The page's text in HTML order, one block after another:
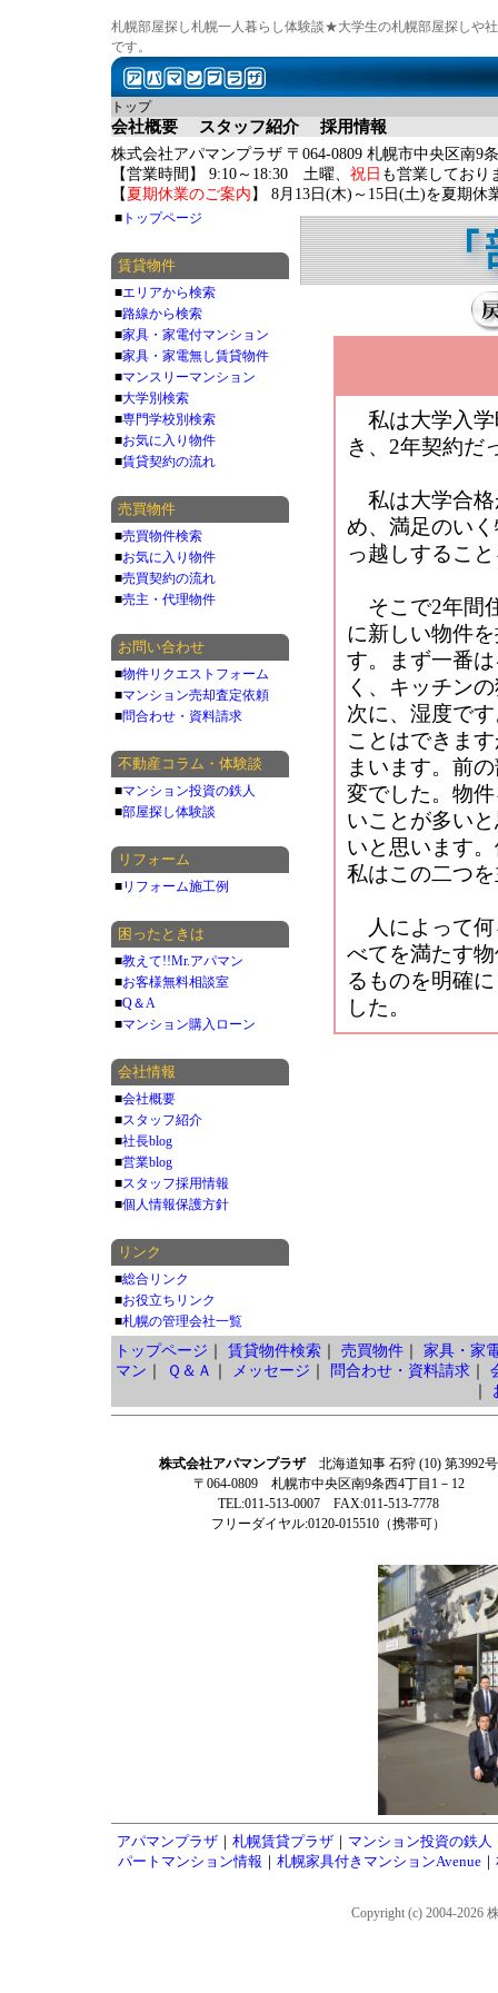
札幌部屋探し札幌一人暮らし体験談★大学生の札幌部屋探しや
です。
トップ
会社概要 スタッフ紹介 採用情報
株式会社アパマンプラザ 〒064-0809 札幌市中央区南9
【営業時間】 9:10～18:30 土曜、 祝日 も営業しており
【 夏期休業のご案内 】 8月13日(木)～15日(土)を夏期休
私は大学入学
き、2年契約だ
私は大学合格
め、満足のい
っ越しするこ
そこで2年間
に新しい物件
す。まず一番
く、キッチン
次に、湿度で
ことはできま
まいます。前
変でした。物
いことが多い
いと思います
私はこの二つ
人によって何
べてを満たす
るものを明確
した。
■ トップページ
賃貸物件
■エリアから検索
■路線から検索
■家具・家電付マンション
■家具・家電無し賃貸物件
■マンスリーマンション
■大学別検索
■専門学校別検索
■お気に入り物件
■賃貸契約の流れ
売買物件
■売買物件検索
■お気に入り物件
■売買契約の流れ
■売主・代理物件
お問い合わせ
■物件リクエストフォーム
■マンション売却査定依頼
■問合わせ・資料請求
不動産コラム・体験談
■マンション投資の鉄人
■部屋探し体験談
リフォーム
■リフォーム施工例
困ったときは
■教えて!!Mr.アパマン
■お客様無料相談室
■Q＆A
■マンション購入ローン
会社情報
■会社概要
■スタッフ紹介
■社長blog
■営業blog
■スタッフ採用情報
■個人情報保護方針
リンク
■総合リンク
■お役立ちリンク
■札幌の管理会社一覧
トップページ 賃貸物件検索｜ 売買物件｜ 家具・家
マン
Ｑ＆Ａ メッセージ 問合わせ・資料請求｜
株式会社アパマンプラザ北海道知事 石狩 (10) 第3992号
〒064-0809 札幌市中央区南9条西4丁目1－12
TEL:011-513-0007 FAX:011-513-7778
フリーダイヤル:0120-015510（携帯可）
アパマンプラザ ｜ 札幌賃貸プラザ ｜ マンション投資の鉄人
パートマンション情報 ｜ 札幌家具付きマンションAvenue｜
Copyright (c) 2004-2026